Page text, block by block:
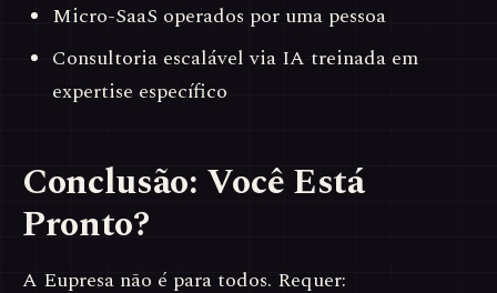
Micro-SaaS operados por uma pessoa
Consultoria escalável via IA treinada em
expertise específico
Conclusão: Você Está
Pronto?
A Eupresa não é para todos. Requer: